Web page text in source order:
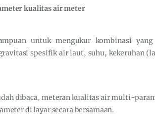
kualitas air meter
untuk mengukur kombinasi
spesifik air laut, suhu, kekeruhan
dibaca, meteran kualitas air multi-
di layar secara bersamaan.